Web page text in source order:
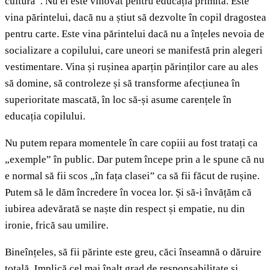
vina părintelui, dacă nu a știut să dezvolte în copil dragostea
pentru carte. Este vina părintelui dacă nu a înțeles nevoia de
socializare a copilului, care uneori se manifestă prin alegeri
vestimentare. Vina și rușinea aparțin părinților care au ales
să domine, să controleze și să transforme afecțiunea în
superioritate mascată, în loc să-și asume carențele în
educația copilului.
Nu putem repara momentele în care copiii au fost tratați ca
„exemple” în public. Dar putem începe prin a le spune că nu
e normal să fii scos „în fața clasei” ca să fii făcut de rușine.
Putem să le dăm încredere în vocea lor. Și să-i învățăm că
iubirea adevărată se naște din respect și empatie, nu din
ironie, frică sau umilire.
Bineînțeles, să fii părinte este greu, căci înseamnă o dăruire